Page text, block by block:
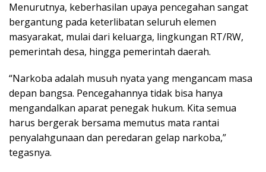
Menurutnya, keberhasilan upaya pencegahan sangat
bergantung pada keterlibatan seluruh elemen
masyarakat, mulai dari keluarga, lingkungan RT/RW,
pemerintah desa, hingga pemerintah daerah.
“Narkoba adalah musuh nyata yang mengancam masa
depan bangsa. Pencegahannya tidak bisa hanya
mengandalkan aparat penegak hukum. Kita semua
harus bergerak bersama memutus mata rantai
penyalahgunaan dan peredaran gelap narkoba,”
tegasnya.